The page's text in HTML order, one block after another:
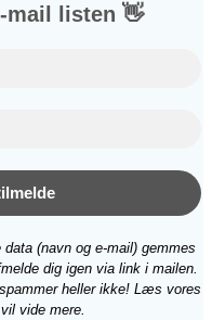
mail listen 👋
(navn og e‑mail) gemmes
dig igen via link i mailen.
heller ikke! Læs vores
vide mere.